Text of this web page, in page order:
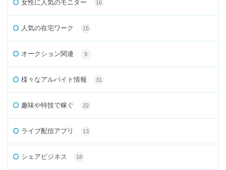
女性に人気のモニター 16
人気の在宅ワーク 15
オークション関連 9
様々なアルバイト情報 31
趣味や特技で稼ぐ 22
ライブ配信アプリ 13
シェアビジネス 18